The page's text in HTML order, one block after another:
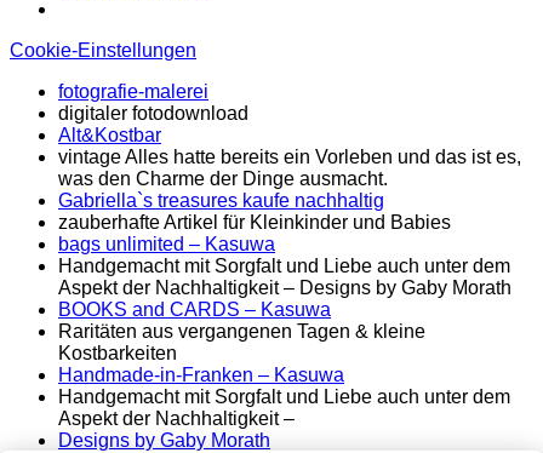
Cookie-Einstellungen
fotografie-malerei
digitaler fotodownload
Alt&Kostbar
vintage Alles hatte bereits ein Vorleben und das ist es,
was den Charme der Dinge ausmacht.
Gabriella`s treasures kaufe nachhaltig
zauberhafte Artikel für Kleinkinder und Babies
bags unlimited – Kasuwa
Handgemacht mit Sorgfalt und Liebe auch unter dem
Aspekt der Nachhaltigkeit – Designs by Gaby Morath
BOOKS and CARDS – Kasuwa
Raritäten aus vergangenen Tagen & kleine
Kostbarkeiten
Handmade-in-Franken – Kasuwa
Handgemacht mit Sorgfalt und Liebe auch unter dem
Aspekt der Nachhaltigkeit –
Designs by Gaby Morath